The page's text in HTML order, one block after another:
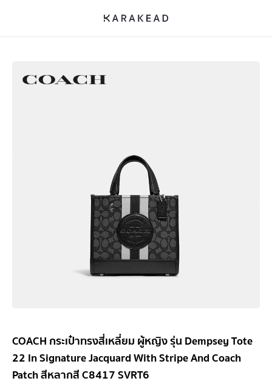
COACH กระเป๋าทรงสี่เหลี่ยม ผู้หญิง รุ่น Dempsey Tote
22 In Signature Jacquard With Stripe And Coach
Patch สีหลากสี C8417 SVRT6